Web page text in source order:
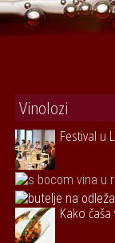
Vinolozi
Festival u
Kako